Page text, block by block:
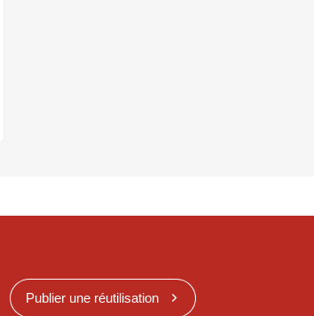
Publier une réutilisation